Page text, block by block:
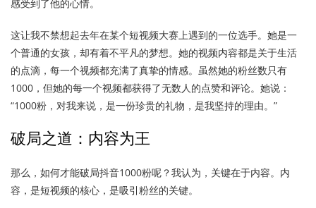
感受到了他的心情。
这让我不禁想起去年在某个短视频大赛上遇到的一位选手。她是一
个普通的女孩，却有着不平凡的梦想。她的视频内容都是关于生活
的点滴，每一个视频都充满了真挚的情感。虽然她的粉丝数只有
1000，但她的每一个视频都获得了无数人的点赞和评论。她说：
“1000粉，对我来说，是一份珍贵的礼物，是我坚持的理由。”
破局之道：内容为王
那么，如何才能破局抖音1000粉呢？我认为，关键在于内容。内
容，是短视频的核心，是吸引粉丝的关键。